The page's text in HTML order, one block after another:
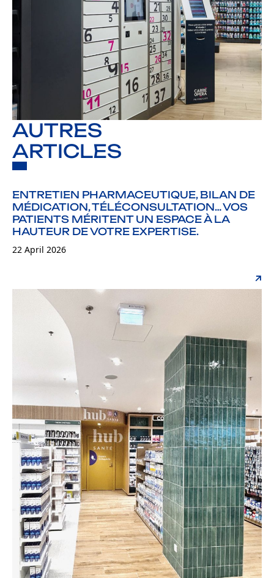
AUTRES
ARTICLES
ENTRETIEN PHARMACEUTIQUE, BILAN DE
MÉDICATION, TÉLÉCONSULTATION… VOS
PATIENTS MÉRITENT UN ESPACE À LA
HAUTEUR DE VOTRE EXPERTISE.
22 April 2026